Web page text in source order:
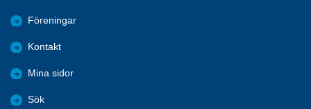
Föreningar
Kontakt
Mina sidor
Sök